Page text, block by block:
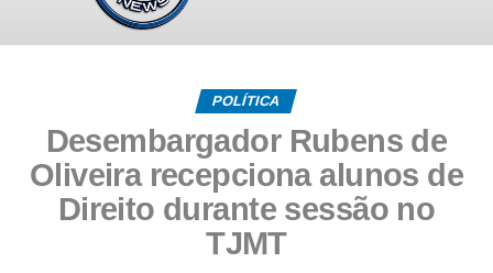
POLÍTICA
Desembargador Rubens de
Oliveira recepciona alunos de
Direito durante sessão no
TJMT